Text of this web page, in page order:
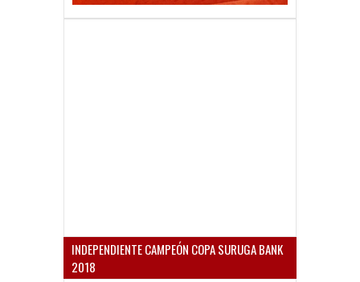
INDEPENDIENTE CAMPEÓN COPA SURUGA BANK
2018